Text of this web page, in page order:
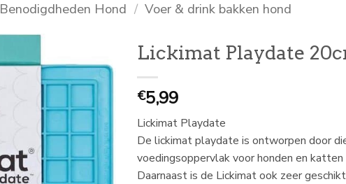
Benodigdheden Hond / Voer & drink bakken hond
Lickimat Playdate
€5,99
Lickimat Playdate
De lickimat playdate is ontworpen door
voedingsoppervlak voor honden en
Daarnaast is de Lickimat ook zeer